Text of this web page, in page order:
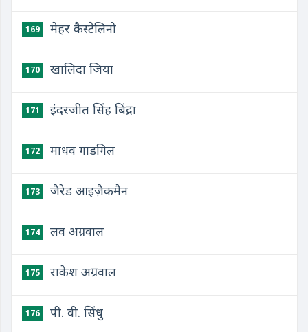
169 मेहर कैस्टेलिनो
170 खालिदा जिया
171 इंदरजीत सिंह बिंद्रा
172 माधव गाडगिल
173 जैरेड आइज़ैकमैन
174 लव अग्रवाल
175 राकेश अग्रवाल
176 पी. वी. सिंधु